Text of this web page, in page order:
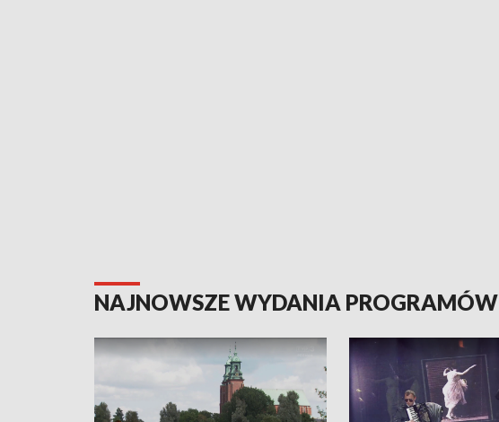
NAJNOWSZE WYDANIA PROGRAMÓW